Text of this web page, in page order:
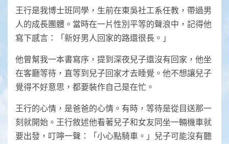
王行是我博士班同學，生前在東吳社工系任教，帶過男
人的成長團體。當時在一片性別平等的聲浪中，記得他
寫下感言：「新好男人回家的路還很長。」
他曾幫我一本書寫序，提到深夜兒子還沒有回家，他坐
在客廳等待，直等到兒子回家才去睡覺。他不想讓兒子
覺得不好意思，都要裝作自己是在忙。
王行的心情，是爸爸的心情。有時，等待是從目送那一
刻就開始。王行敘述他看著兒子和女友同坐一輛機車就
要出發，叮嚀一聲：「小心點騎車。」兒子可能沒有聽